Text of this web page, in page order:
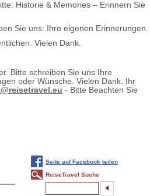
Historie & Memories – Erinnern Sie
Sie uns: Ihre eigenen Erinnerungen.
Vielen Dank.
Bitte schreiben Sie uns Ihre
oder Wünsche. Vielen Dank. Ihr
- Bitte Beachten Sie
Seite auf Facebook teilen
ReiseTravel Suche